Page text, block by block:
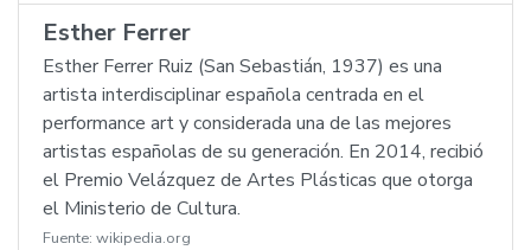
Esther Ferrer
Esther Ferrer Ruiz (San Sebastián, 1937) es una
artista interdisciplinar española centrada en el
performance art y considerada una de las mejores
artistas españolas de su generación. En 2014, recibió
el Premio Velázquez de Artes Plásticas que otorga
el Ministerio de Cultura.
Fuente: wikipedia.org